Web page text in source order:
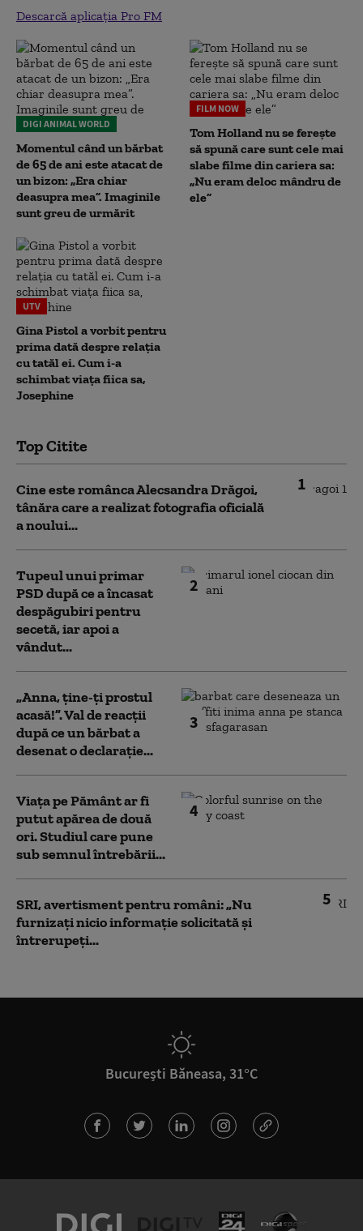
Descarcă aplicația Pro FM
DIGI ANIMAL WORLD
Momentul când un bărbat
de 65 de ani este atacat de
un bizon: „Era chiar
deasupra mea”. Imaginile
sunt greu de urmărit
FILM NOW
Tom Holland nu se ferește
să spună care sunt cele mai
slabe filme din cariera sa:
„Nu eram deloc mândru de
ele”
UTV
Gina Pistol a vorbit pentru
prima dată despre relația
cu tatăl ei. Cum i-a
schimbat viața fiica sa,
Josephine
Top Citite
1
Cine este românca Alecsandra Drăgoi,
tânăra care a realizat fotografia oficială
a noului...
2
Tupeul unui primar
PSD după ce a încasat
despăgubiri pentru
secetă, iar apoi a
vândut...
3
„Anna, ţine-ţi prostul
acasă!”. Val de reacții
după ce un bărbat a
desenat o declarație...
4
Viața pe Pământ ar fi
putut apărea de două
ori. Studiul care pune
sub semnul întrebării...
5
SRI, avertisment pentru români: „Nu
furnizați nicio informație solicitată și
întrerupeți...
București Băneasa, 31°C